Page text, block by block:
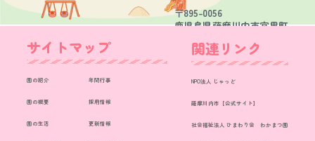
〒895-0056
鹿児島県薩摩川内市宮里町
3048番地9
サイトマップ
園の紹介
園の概要
園の生活
年間行事
採用情報
更新情報
関連リンク
NPO法人 じゃっど
薩摩川内市【公式サイト】
社会福祉法人 ひまわり会 わかまつ園